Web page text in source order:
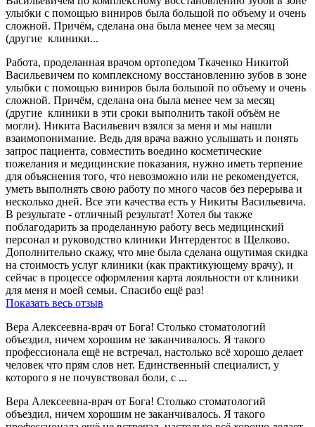
улыбки с помощью виниров была большой по объему и очень
сложной. Причём, сделана она была менее чем за месяц
(другие клиники...
Работа, проделанная врачом ортопедом Ткаченко Никитой
Васильевичем по комплексному восстановлению зубов в зоне
улыбки с помощью виниров была большой по объему и очень
сложной. Причём, сделана она была менее чем за месяц
(другие клиники в эти сроки выполнить такой объём не
могли). Никита Васильевич взялся за меня и мы нашли
взаимопонимание. Ведь для врача важно услышать и понять
запрос пациента, совместить воедино косметические
пожелания и медицинские показания, нужно иметь терпение
для объяснения того, что невозможно или не рекомендуется,
уметь выполнять свою работу по много часов без перерыва и
несколько дней. Все эти качества есть у Никиты Васильевича.
В результате - отличный результат! Хотел бы также
поблагодарить за проделанную работу весь медицинский
персонал и руководство клиники Интердентос в Щелково.
Дополнительно скажу, что мне была сделана ощутимая скидка
на стоимость услуг клиники (как практикующему врачу), и
сейчас в процессе оформления карта лояльности от клиники
для меня и моей семьи. Спасибо ещё раз!
Показать весь отзыв
Вера Алексеевна-врач от Бога! Столько стоматологий
объездил, ничем хорошим не заканчивалось. Я такого
профессионала ещё не встречал, настолько всё хорошо делает
человек что прям слов нет. Единственный специалист, у
которого я не почувствовал боли, с ...
Вера Алексеевна-врач от Бога! Столько стоматологий
объездил, ничем хорошим не заканчивалось. Я такого